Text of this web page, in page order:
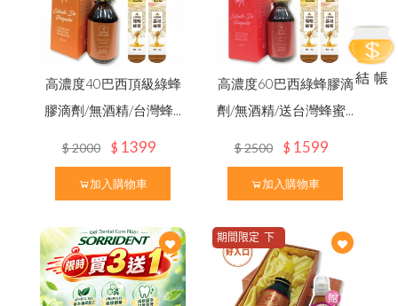
高濃度40巴西頂級綠蜂
膠滴劑/無酒精/台灣蜂...
$2000 $ 1399
加入購物車
高濃度60巴西綠蜂膠滴
劑/無酒精/送台灣蜂蜜...
$2500 $ 1599
加入購物車
期間限定 下
單加贈百花蜜